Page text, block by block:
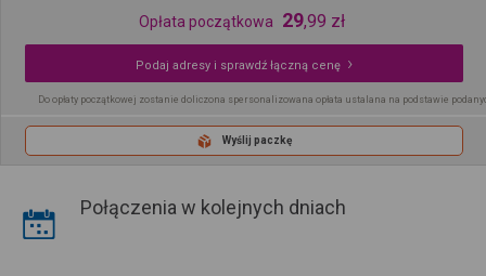
Opłata początkowa 29,99 zł
Podaj adresy i sprawdź łączną cenę
Do opłaty początkowej zostanie doliczona spersonalizowana opłata ustalana na podstawie
Wyślij paczkę
Połączenia w kolejnych dniach